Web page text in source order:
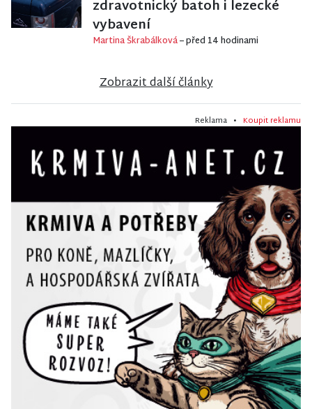
zdravotnický batoh i lezecké
vybavení
Martina Škrabálková– před 14 hodinami
Zobrazit další články
Reklama • Koupit reklamu